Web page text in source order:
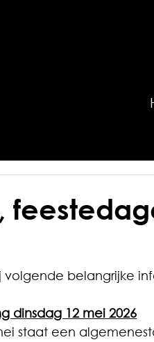
belangrijke
dinsdag 12 mei 2026
staat een